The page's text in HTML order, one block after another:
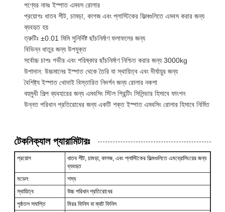
পণ্যের নামঃ ইস্পাত এমবস রোলার
প্রয়োগঃ ধাতব শীট, চামড়া, কাগজ এবং প্লাস্টিকের ফিল্মগুলিতে এমবস করার জন্য
ব্যবহৃত হয়
ত্রুটিঃ ±0.01 মিমি সুনির্দিষ্ট ছাঁচনির্মাণ ফলাফলের জন্য
বিভিন্ন ধাতুর জন্য উপযুক্ত
সর্বোচ্চ চাপঃ গভীর এবং পরিষ্কার ছাঁচনির্মাণ নিশ্চিত করার জন্য 3000kg
উপাদান: উচ্চমানের ইস্পাত থেকে তৈরি যা স্থায়িত্ব এবং দীর্ঘায়ুর জন্য
বৈশিষ্ট্য ইস্পাত খোদাই বিস্তারিত নিদর্শন জন্য রোলার নকশা
বহুমুখী শিল্প ব্যবহারের জন্য এমবসিং স্টিল প্রিন্টিং সিলিন্ডার হিসাবে ফাংশন
উন্নত পরিধান প্রতিরোধের জন্য একটি শক্ত ইস্পাত এমবসিং রোলার হিসাবে নির্মিত
টেকনিক্যাল প্যারামিটারঃ
প্রয়োগ
ধাতব শীট, চামড়া, কাগজ, এবং প্লাস্টিকের ফিল্মগুলিতে এমব্রোসিংয়ের জন্য
ব্যবহৃত
মডেল
শস্য
স্থায়িত্ব
উচ্চ পরিধান প্রতিরোধের
পৃষ্ঠতল সমাপ্তি
মিরর ফিনিস বা ম্যাট ফিনিস